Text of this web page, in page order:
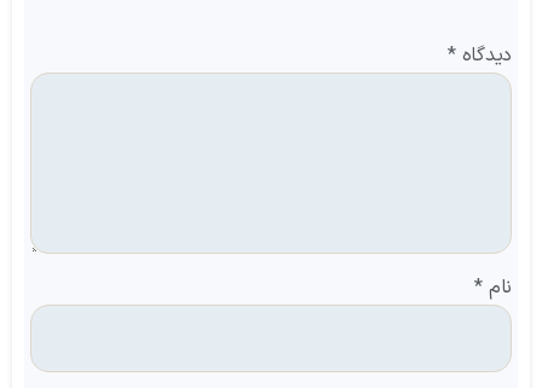
دیدگاه*
نام *